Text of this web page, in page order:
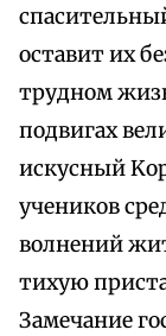
оставит их
трудном
подвигах
искусный
учеников
волнений
тихую
Замечание